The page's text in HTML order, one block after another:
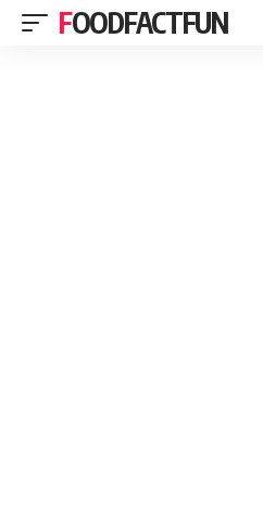
FOODFACTFUN